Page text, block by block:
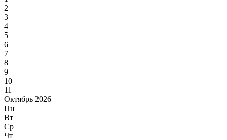
2
3
4
5
6
7
8
9
10
11
Октябрь 2026
Пн
Вт
Ср
Чт